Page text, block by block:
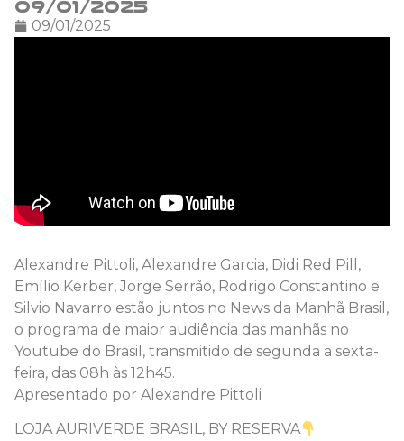
09/01/2025
09/01/2025
Alexandre Pittoli, Alexandre Garcia, Didi Red Pill,
Emílio Kerber, Jorge Serrão, Rodrigo Constantino e
Silvio Navarro estão juntos no News da Manhã Brasil,
o programa de maior audiência das manhãs no
Youtube do Brasil, transmitido de segunda a sexta-
feira, das 08h às 12h45.
Apresentado por Alexandre Pittoli
LOJA AURIVERDE BRASIL, BY RESERVA